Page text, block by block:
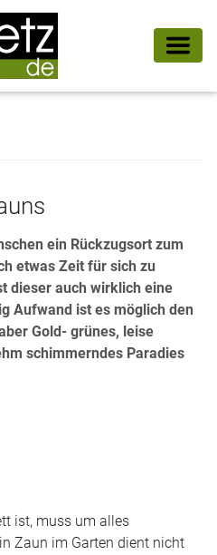
ein Rückzugsort zum
etwas Zeit für sich zu
dieser auch wirklich eine
Aufwand ist es möglich den
Gold- grünes, leise
schimmerndes Paradies
ist, muss um alles
Zaun im Garten dient nicht